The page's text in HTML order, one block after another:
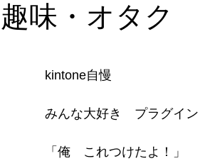
味・オタク
kintone自慢
みんな大好き　プラグイン
「俺　これつけたよ！」